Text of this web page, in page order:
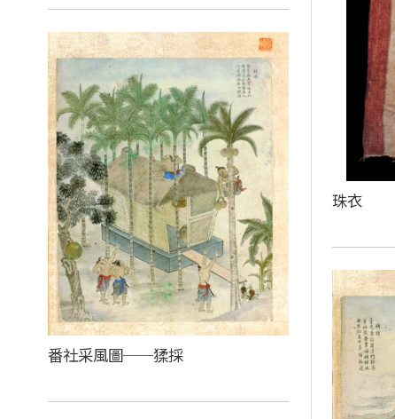
珠衣
番社采風圖──猱採